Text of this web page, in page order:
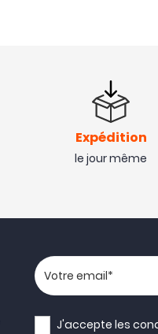
Expédition
le jour même
Votre adresse email
J'accepte les